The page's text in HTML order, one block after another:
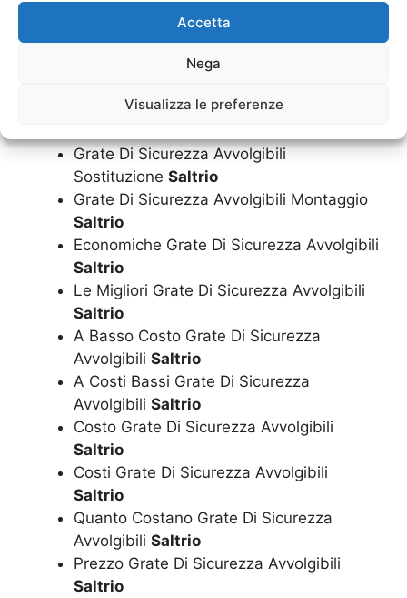
Accetta
Nega
Visualizza le preferenze
Grate Di Sicurezza Avvolgibili
InstallazioneSaltrio
Grate Di Sicurezza Avvolgibili Cambio
Grate Di Sicurezza Avvolgibili Riparazione
Grate Di Sicurezza Avvolgibili
Sostituzione Saltrio
Grate Di Sicurezza Avvolgibili Montaggio
Saltrio
Economiche Grate Di Sicurezza Avvolgibili
Saltrio
Le Migliori Grate Di Sicurezza Avvolgibili
Saltrio
A Basso Costo Grate Di Sicurezza
Avvolgibili Saltrio
A Costi Bassi Grate Di Sicurezza
Avvolgibili Saltrio
Costo Grate Di Sicurezza Avvolgibili
Saltrio
Costi Grate Di Sicurezza Avvolgibili
Saltrio
Quanto Costano Grate Di Sicurezza
Avvolgibili Saltrio
Prezzo Grate Di Sicurezza Avvolgibili
Saltrio